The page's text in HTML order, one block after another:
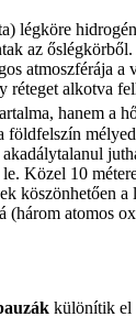
az
atmoszférája
alkotva
hanem a
Közel 10
atomos
különítik el